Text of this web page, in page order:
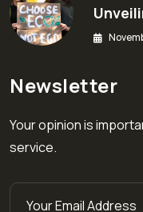
Newsletter
Your opinion is
service.